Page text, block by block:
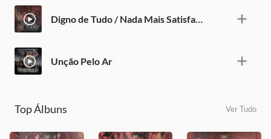
Unção Pelo Ar
Top Álbuns Ver Tudo